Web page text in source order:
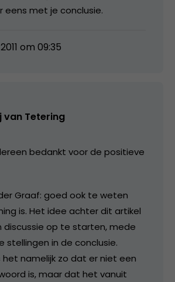
eens met je conclusie.
om 09:35
van Tetering
bedankt voor de positieve
Graaf: goed ook te weten
is. Het idee achter dit artikel
discussie op te starten, mede
stellingen in de conclusie.
het namelijk zo dat er niet een
is, maar dat het vanuit